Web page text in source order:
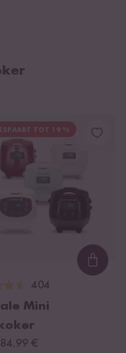
TOT 19 %
404
Mini
€